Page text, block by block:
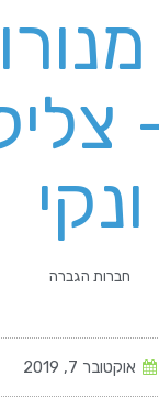
ונקי
חברות הגברה
אוקטובר 7, 2019